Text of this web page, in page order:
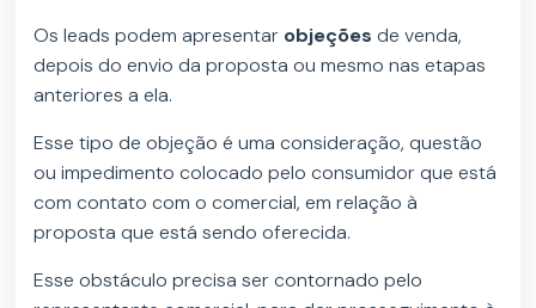
Os leads podem apresentar objeçõesde venda,
depois do envio da proposta ou mesmo nas etapas
anteriores a ela.
Esse tipo de objeção é uma consideração, questão
ou impedimento colocado pelo consumidor que está
com contato com o comercial, em relação à
proposta que está sendo oferecida.
Esse obstáculo precisa ser contornado pelo